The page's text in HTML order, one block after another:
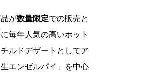
が数量限定での販売と
毎年人気の高いホット
ルドデザートとしてア
エンゼルパイ」を中心